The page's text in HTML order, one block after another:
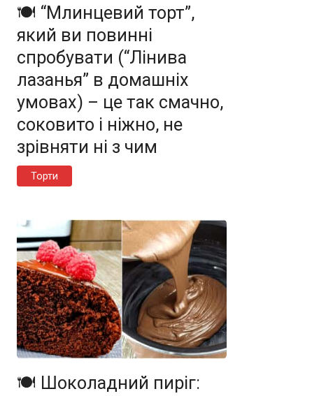
🍽️ “Млинцевий торт”,
який ви повинні
спробувати (“Лінива
лазанья” в домашніх
умовах) – це так смачно,
соковито і ніжно, не
зрівняти ні з чим
Торти
🍽️ Шоколадний пиріг: